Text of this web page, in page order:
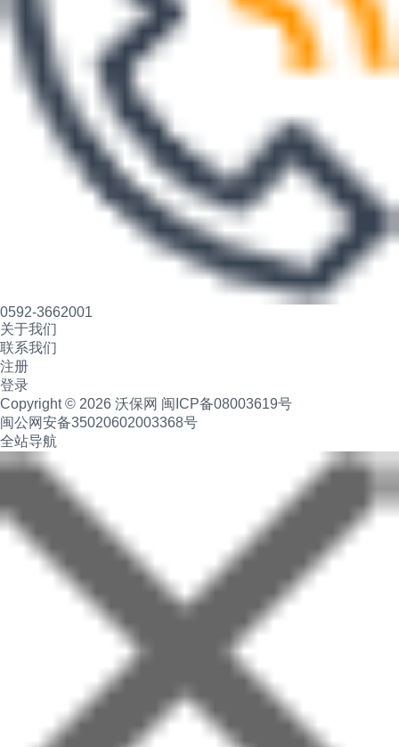
0592-3662001
关于我们
联系我们
注册
登录
Copyright © 2026 沃保网 闽ICP备08003619号
闽公网安备35020602003368号
全站导航